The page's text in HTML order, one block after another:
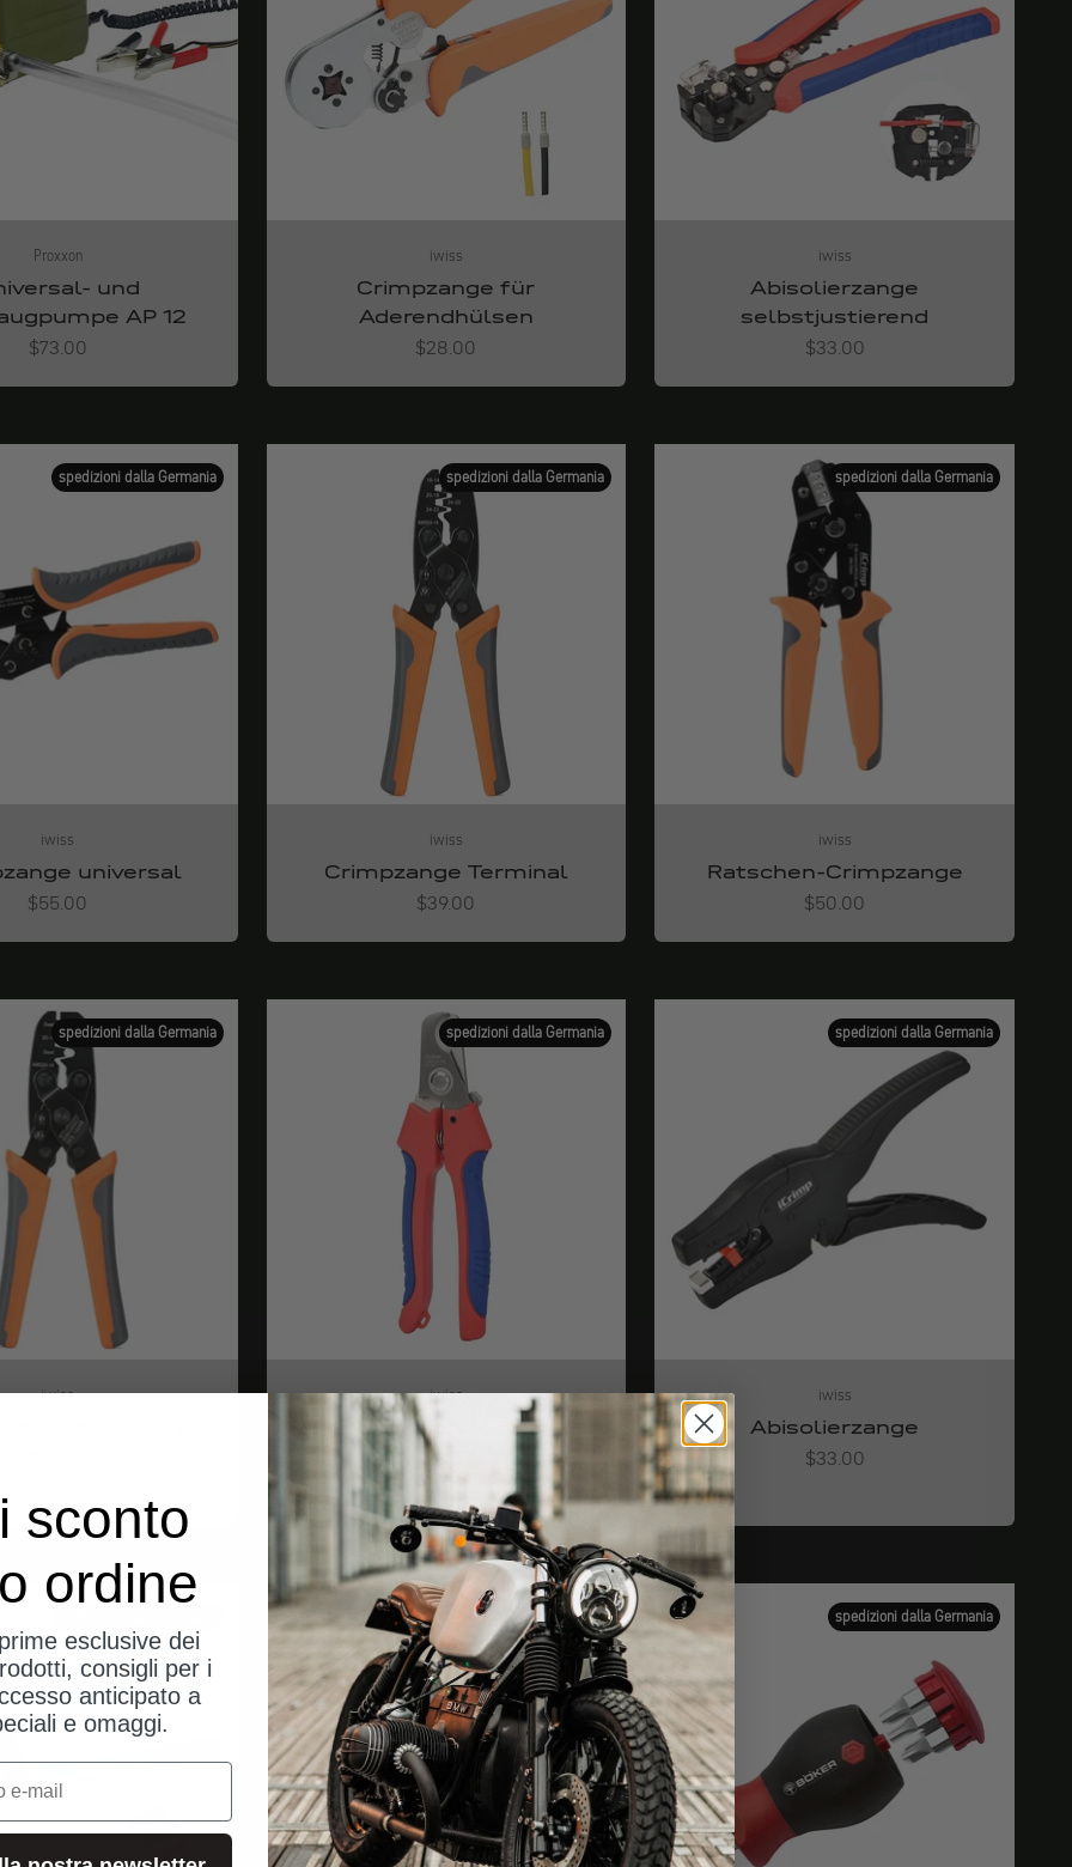
Proxxon
und
AP 12
Angebot
$73.00
iwiss
Crimpzange für
Aderendhülsen
Angebot
$28.00
iwiss
Abisolierzange
selbstjustierend
Angebot
$33.00
spedizioni dalla Germania
iwiss
universal
Angebot
$55.00
spedizioni dalla Germania
iwiss
Crimpzange Terminal
Angebot
$39.00
spedizioni dalla Germania
iwiss
Ratschen-Crimpzange
Angebot
$50.00
spedizioni dalla Germania
iwiss
spedizioni dalla Germania
iwiss
Kabelschneider
Angebot
$28.00
spedizioni dalla Germania
iwiss
Abisolierzange
Angebot
$33.00
spedizioni dalla Germania spedizioni dalla Germania
sconto
ordine
esclusive dei
consigli per i
anticipato a
e omaggi.